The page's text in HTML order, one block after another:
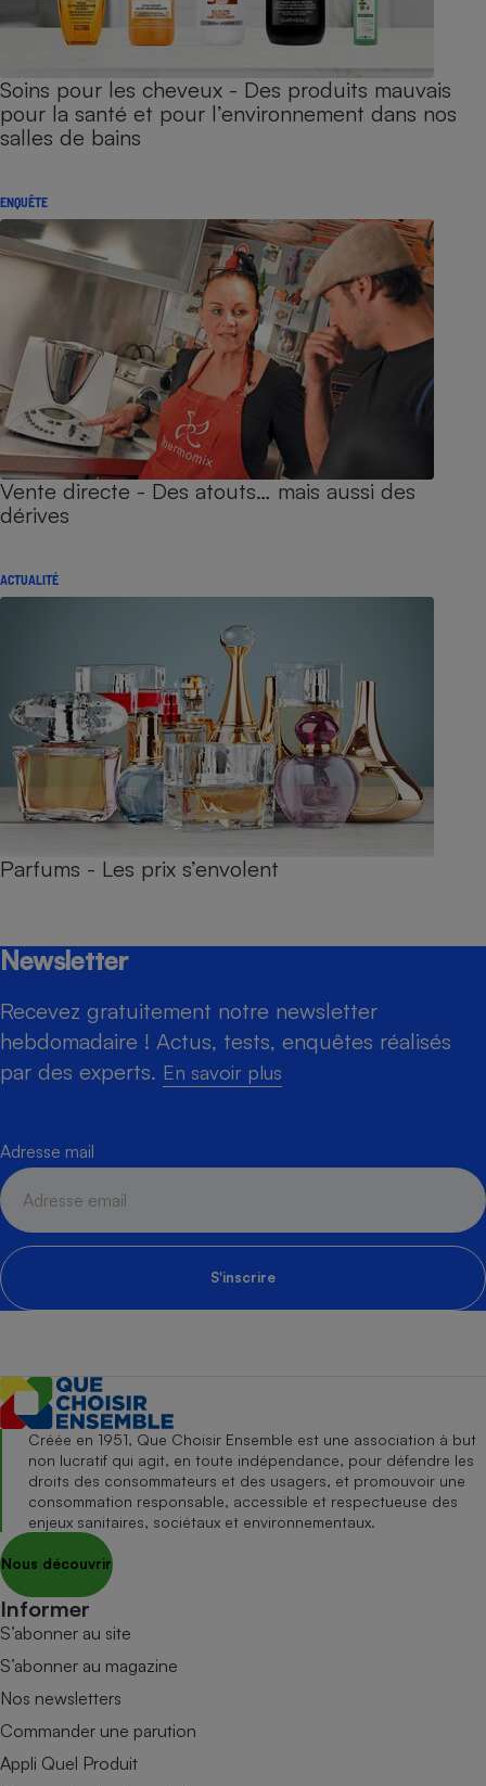
Soins pour les cheveux - Des produits mauvais
pour la santé et pour l’environnement dans nos
salles de bains
ENQUÊTE
Vente directe - Des atouts… mais aussi des
dérives
ACTUALITÉ
Parfums - Les prix s’envolent
Newsletter
Recevez gratuitement notre newsletter
hebdomadaire ! Actus, tests, enquêtes réalisés
par des experts. En savoir plus
Adresse mail
S'inscrire
Créée en 1951, Que Choisir Ensemble est une association à but
non lucratif qui agit, en toute indépendance, pour défendre les
droits des consommateurs et des usagers, et promouvoir une
consommation responsable, accessible et respectueuse des
enjeux sanitaires, sociétaux et environnementaux.
Nous découvrir
Informer
S’abonner au site
S’abonner au magazine
Nos newsletters
Commander une parution
Appli Quel Produit